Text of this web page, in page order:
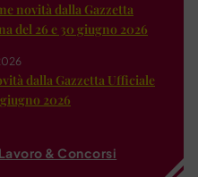
novità dalla Gazzetta
del 26 e 30 giugno 2026
dalla Gazzetta Ufficiale
2026
& Concorsi